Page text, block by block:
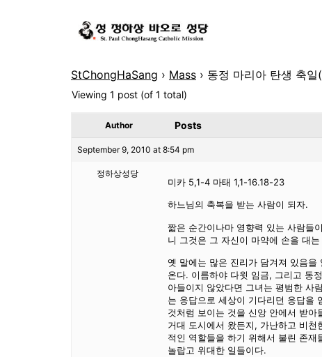
StChongHaSang › Mass › 동정 마리아 탄생 축일
Viewing 1 post (of 1 total)
Author Posts
September 9, 2010 at 8:54 pm
정하상성당
미카 5,1-4 마태 1,1-16.18-23
하느님의 축복을 받는 사람이 되자.
짧은 순간이나마 영향력 있는 사람들
니 그것은 그 자신이 마약에 손을 대
옛 말에는 많은 진리가 담겨져 있음을
온다. 이름하야 다윗 임금, 그리고 동
아들이지 않았다면 그녀는 평범한 사
는 응답으로 세상이 기다리던 응답을
것처럼 보이는 것을 신앙 안에서 받아
거대 도시에서 왔든지, 가난하고 비
적인 역할들을 하기 위해서 불린 존
놀랍고 위대한 일들이다.